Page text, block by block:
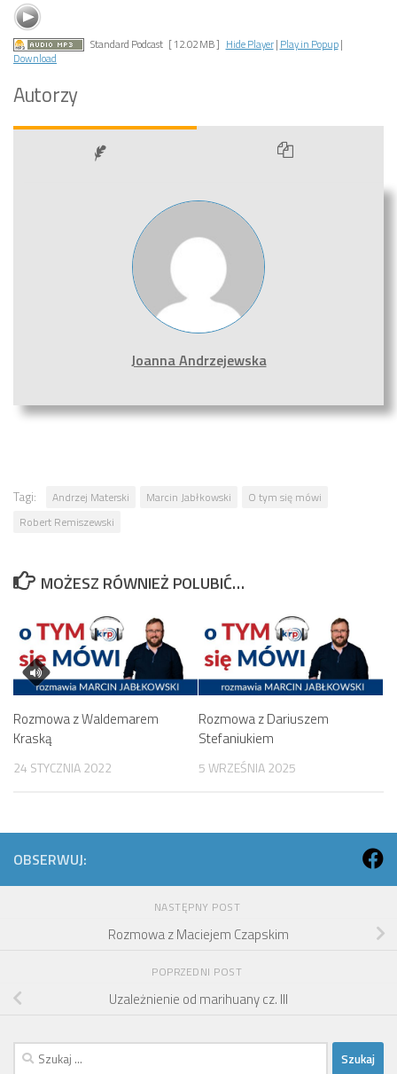
Standard Podcast [ 12.02 MB ] Hide Player| Play in Popup|
Download
Autorzy
Joanna Andrzejewska
Tagi: Andrzej Materski Marcin Jabłkowski
O tym się mówi
Robert Remiszewski
MOŻESZ RÓWNIEŻ POLUBIĆ…
Rozmowa z Waldemarem
Kraską
24 STYCZNIA 2022
Rozmowa z Dariuszem
Stefaniukiem
5 WRZEŚNIA 2025
OBSERWUJ:
NASTĘPNY POST
Rozmowa z Maciejem Czapskim
POPRZEDNI POST
Uzależnienie od marihuany cz. III
Szukaj: